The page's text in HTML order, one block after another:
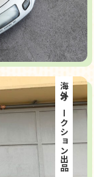
海外オークション出品